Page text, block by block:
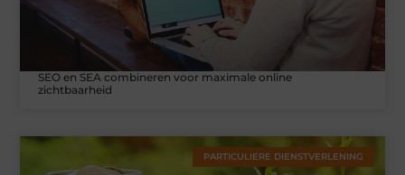
SEO en SEA combineren voor maximale online
zichtbaarheid
PARTICULIERE DIENSTVERLENING